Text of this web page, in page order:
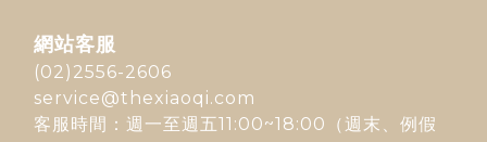
網站客服
(02)2556-2606
service@thexiaoqi.com
客服時間：週一至週五11:00~18:00（週末、例假